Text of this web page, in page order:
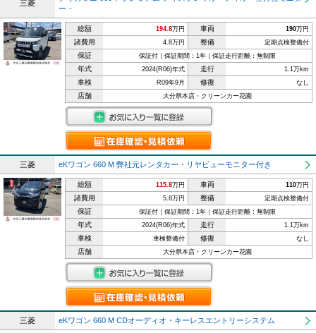
三菱
ー・
総額 194.8万円 車両 190万円
諸費用 4.8万円 整備 定期点検整備付
保証 保証付｜保証期間：1年｜保証走行距離：無制限
年式 2024(R06)年式 走行 1.1万km
車検 R09年9月 修復 なし
店舗 大分県本店・クリーンカー花園
三菱 eKワゴン 660 M 弊社元レンタカー・リヤビューモニター付き
総額 115.8万円 車両 110万円
諸費用 5.8万円 整備 定期点検整備付
保証 保証付｜保証期間：1年｜保証走行距離：無制限
年式 2024(R06)年式 走行 1.1万km
車検 車検整備付 修復 なし
店舗 大分県本店・クリーンカー花園
三菱 eKワゴン 660 M CDオーディオ・キーレスエントリーシステム